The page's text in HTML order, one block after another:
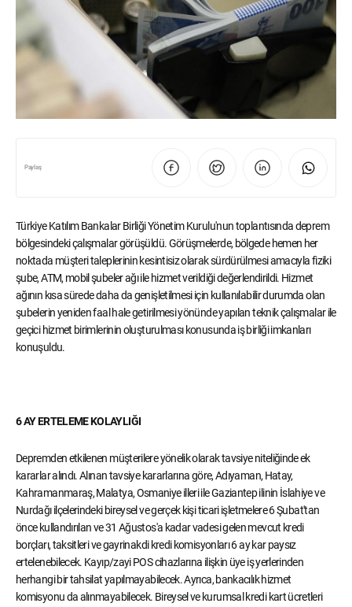
Paylaş
Türkiye Katılım Bankalar Birliği Yönetim Kurulu'nun toplantısında deprem
bölgesindeki çalışmalar görüşüldü. Görüşmelerde, bölgede hemen her
noktada müşteri taleplerinin kesintisiz olarak sürdürülmesi amacıyla fiziki
şube, ATM, mobil şubeler ağı ile hizmet verildiği değerlendirildi. Hizmet
ağının kısa sürede daha da genişletilmesi için kullanılabilir durumda olan
şubelerin yeniden faal hale getirilmesi yönünde yapılan teknik çalışmalar ile
geçici hizmet birimlerinin oluşturulması konusunda iş birliği imkanları
konuşuldu.
6 AY ERTELEME KOLAYLIĞI
Depremden etkilenen müşterilere yönelik olarak tavsiye niteliğinde ek
kararlar alındı. Alınan tavsiye kararlarına göre, Adıyaman, Hatay,
Kahramanmaraş, Malatya, Osmaniye illeri ile Gaziantep ilinin İslahiye ve
Nurdağı ilçelerindeki bireysel ve gerçek kişi ticari işletmelere 6 Şubat'tan
önce kullandırılan ve 31 Ağustos'a kadar vadesi gelen mevcut kredi
borçları, taksitleri ve gayrinakdi kredi komisyonları 6 ay kar paysız
ertelenebilecek. Kayıp/zayi POS cihazlarına ilişkin üye iş yerlerinden
herhangi bir tahsilat yapılmayabilecek. Ayrıca, bankacılık hizmet
komisyonu da alınmayabilecek. Bireysel ve kurumsal kredi kart ücretleri